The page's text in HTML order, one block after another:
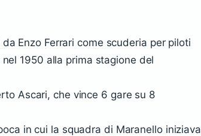
Enzo Ferrari come scuderia per piloti
nel 1950 alla prima stagione del
Ascari, che vince 6 gare su 8
in cui la squadra di Maranello iniziava